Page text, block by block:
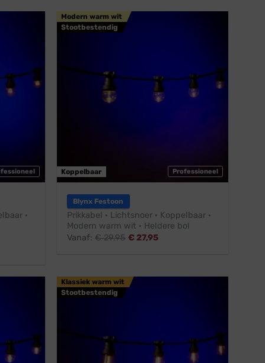
·
Professioneel
Modern warm wit
Stootbestendig
Koppelbaar
Blynx Festoon
Prikkabel · Lichtsnoer · Koppelbaar ·
Modern warm wit · Heldere bol
Vanaf: €29,95 € 27,95
Klassiek warm wit
Stootbestendig